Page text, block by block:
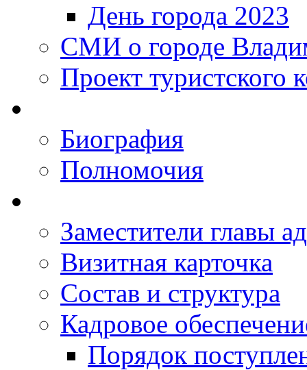
День города 2023
СМИ о городе
Проект туристского
Биография
Полномочия
Заместители главы
Визитная карточка
Состав и структура
Кадровое
Порядок